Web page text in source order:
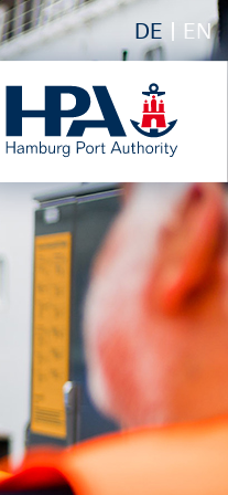
DE EN